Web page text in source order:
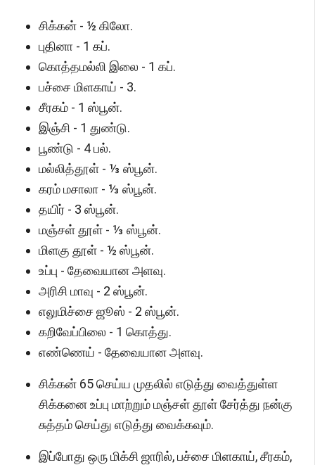
சிக்கன் - ½ கிலோ.
புதினா - 1 கப்.
கொத்தமல்லி இலை - 1 கப்.
பச்சை மிளகாய் - 3.
சீரகம் - 1 ஸ்பூன்.
இஞ்சி - 1 துண்டு.
பூண்டு - 4 பல்.
மல்லித்தூள் - ⅓ ஸ்பூன்.
கரம் மசாலா - ⅓ ஸ்பூன்.
தயிர் - 3 ஸ்பூன்.
மஞ்சள் தூள் - ⅓ ஸ்பூன்.
மிளகு தூள் - ½ ஸ்பூன்.
உப்பு - தேவையான அளவு.
அரிசி மாவு - 2 ஸ்பூன்.
எலுமிச்சை ஜூஸ் - 2 ஸ்பூன்.
கறிவேப்பிலை - 1 கொத்து.
எண்ணெய் - தேவையான அளவு.
சிக்கன் 65 செய்ய முதலில் எடுத்து வைத்துள்ள
சிக்கனை உப்பு மாற்றும் மஞ்சள் தூள் சேர்த்து நன்கு
சுத்தம் செய்து எடுத்து வைக்கவும்.
இப்போது ஒரு மிக்சி ஜாரில், பச்சை மிளகாய், சீரகம்,